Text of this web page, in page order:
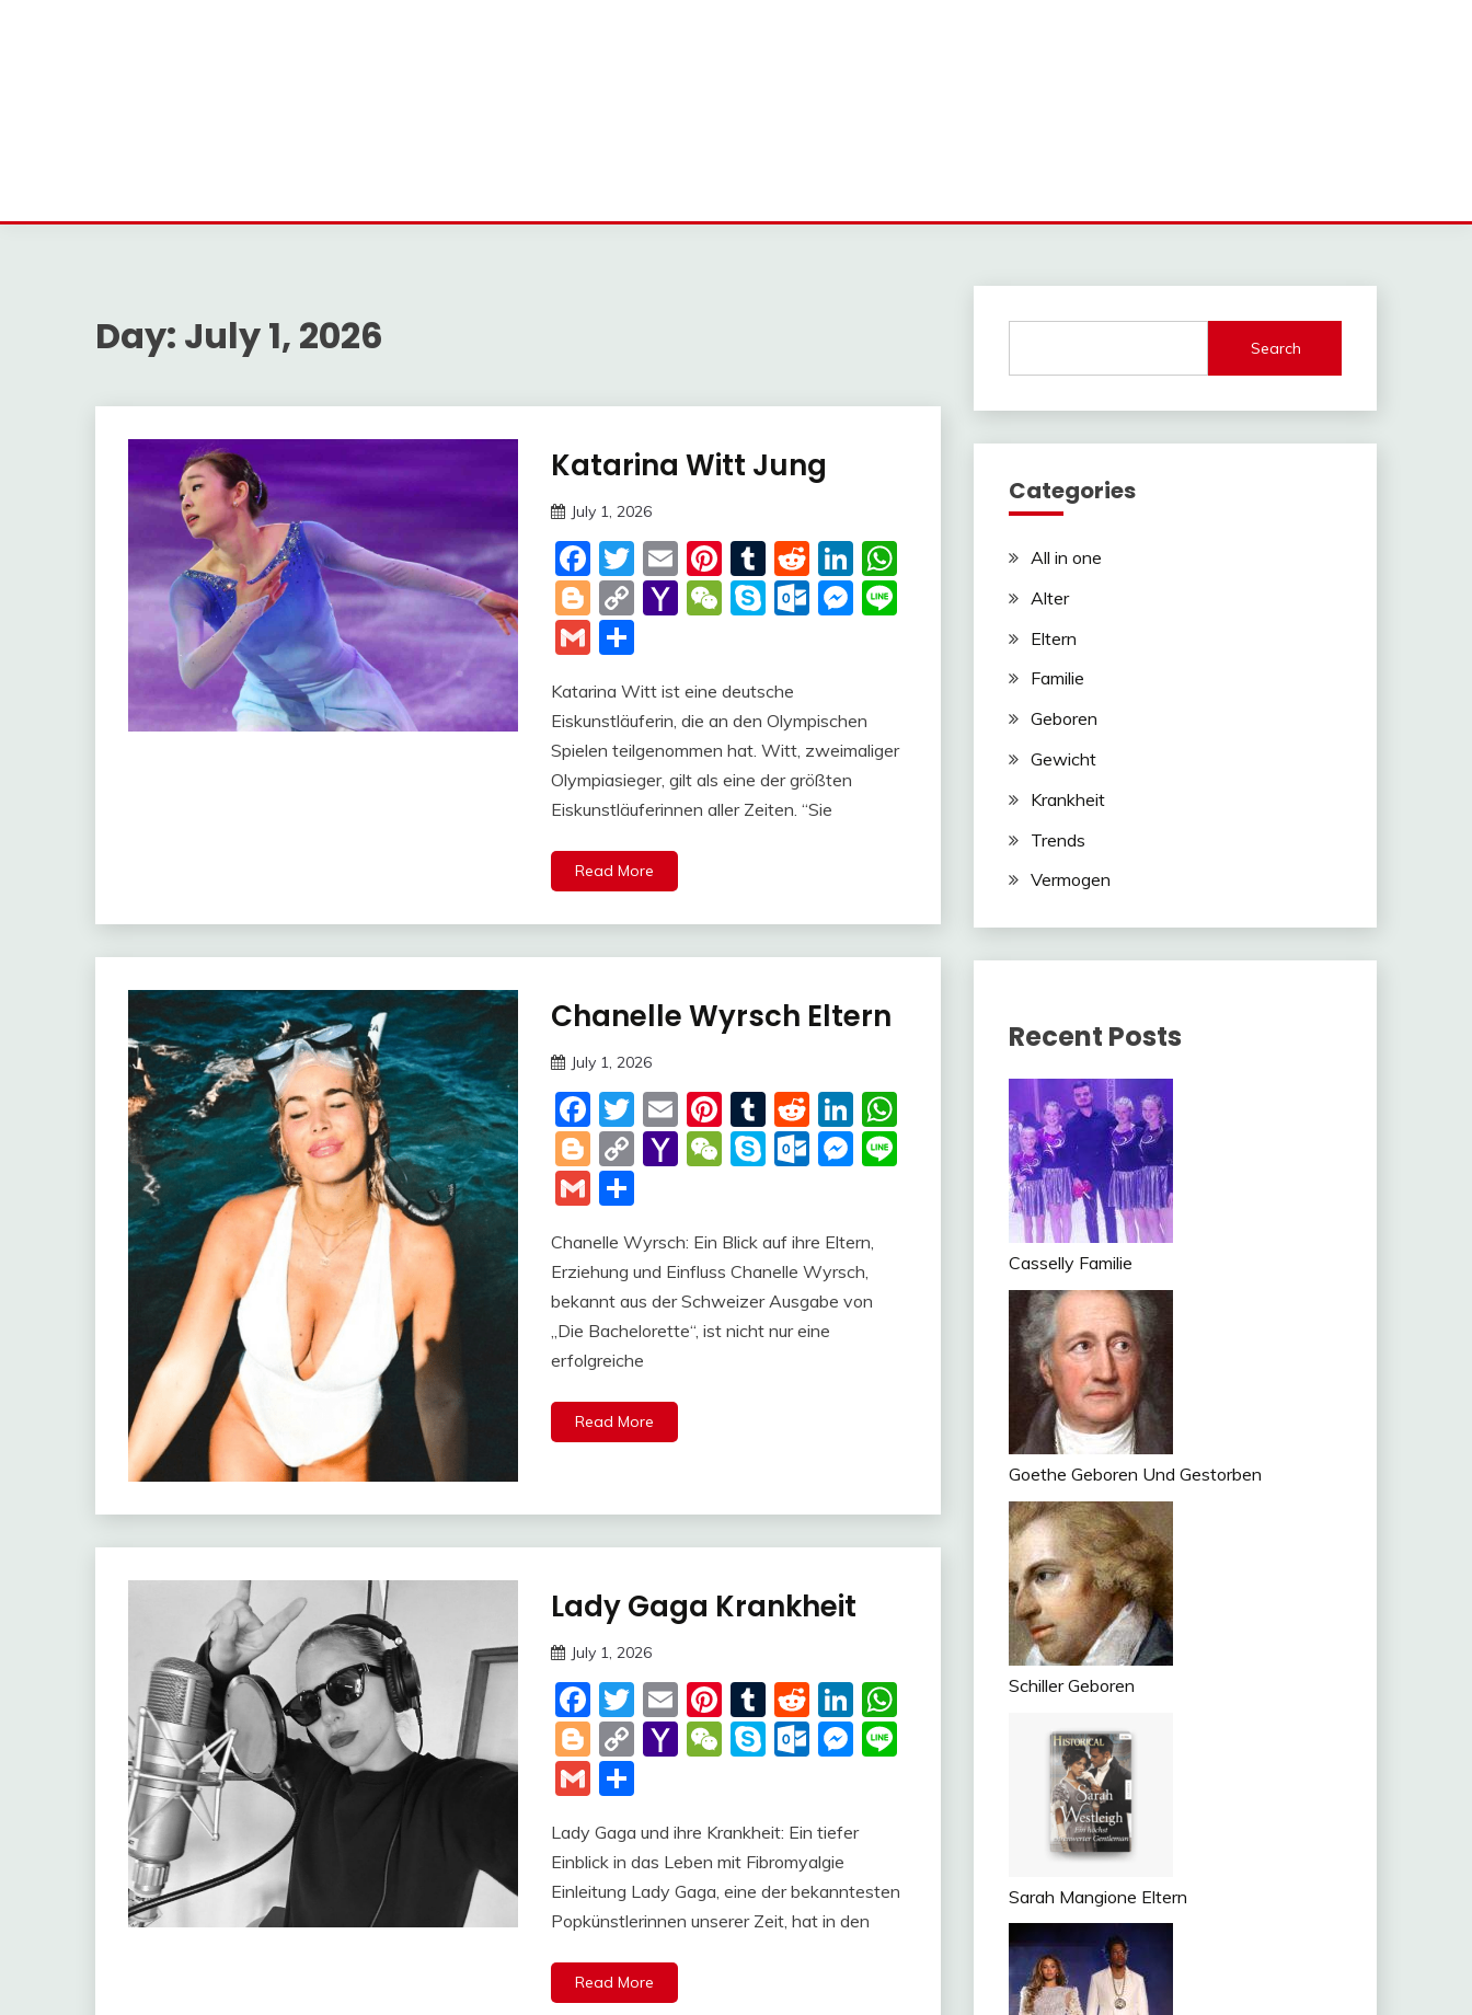
Day: July 1, 2026
Trends
Katarina Witt Jung
July 1, 2026
Facebook
Twitter
EmailPinterest
Tumblr
RedditLinkedIn
WhatsApp
Blogger
Copy
Link
Yahoo
WeChat
Skype
Outlook.com
Messenger
Line
GmailShare
Katarina Witt ist eine deutsche
Eiskunstläuferin, die an den Olympischen
Spielen teilgenommen hat. Witt, zweimaliger
Olympiasieger, gilt als eine der größten
Eiskunstläuferinnen aller Zeiten. “Sie
Read More
Trends
Chanelle Wyrsch Eltern
July 1, 2026
Meme
Facebook
Twitter
EmailPinterest
Tumblr
RedditLinkedIn
WhatsApp
Blogger
Copy
Link
Yahoo
WeChat
Skype
Outlook.com
Messenger
Line
GmailShare
Chanelle Wyrsch: Ein Blick auf ihre Eltern,
Erziehung und Einfluss Chanelle Wyrsch,
bekannt aus der Schweizer Ausgabe von
„Die Bachelorette“, ist nicht nur eine
erfolgreiche
Read More
Trends
Lady Gaga Krankheit
July 1, 2026
Meme
Facebook
Twitter
EmailPinterest
Tumblr
RedditLinkedIn
WhatsApp
Blogger
Copy
Link
Yahoo
WeChat
Skype
Outlook.com
Messenger
Line
GmailShare
Lady Gaga und ihre Krankheit: Ein tiefer
Einblick in das Leben mit Fibromyalgie
Einleitung Lady Gaga, eine der bekanntesten
Popkünstlerinnen unserer Zeit, hat in den
Read More
Search
Categories
All in one
Alter
Eltern
Familie
Geboren
Gewicht
Krankheit
Trends
Vermogen
Recent Posts
Casselly Familie
Goethe Geboren Und Gestorben
Schiller Geboren
Sarah Mangione Eltern